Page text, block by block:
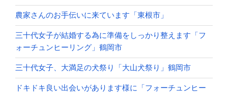
農家さんのお手伝いに来ています「東根市」
三十代女子が結婚する為に準備をしっかり整えます「フ
ォーチュンヒーリング」鶴岡市
三十代女子、大満足の犬祭り「大山犬祭り」鶴岡市
ドキドキ良い出会いがあります様に「フォーチュンヒー